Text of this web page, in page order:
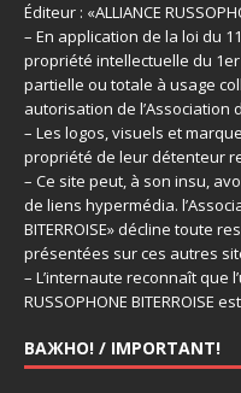
Éditeur : «ALLIANCE
– En application de la loi du
propriété intellectuelle du
partielle ou totale à usage
autorisation de l’Association
– Les logos, visuels et
propriété de leur détenteur
– Ce site peut, à son insu,
de liens hypermédia.
BITERROISE» décline toute
présentées sur ces autres
– L’internaute reconnaît que
RUSSOPHONE BITERROISE
ВАЖНО! / IMPORTANT!